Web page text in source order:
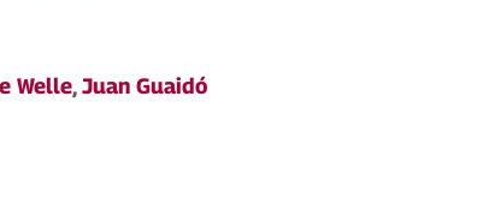
Welle,Juan Guaidó